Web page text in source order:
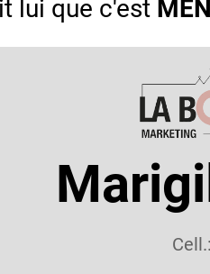
lui que c'est
Marigil